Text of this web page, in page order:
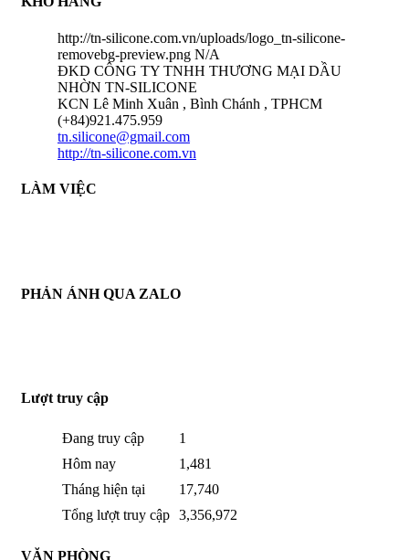
http://tn-silicone.com.vn/uploads/logo_tn-silicone-
removebg-preview.png N/A
ĐKD CÔNG TY TNHH THƯƠNG MẠI DẦU
NHỜN TN-SILICONE
KCN Lê Minh Xuân , Bình Chánh , TPHCM
(+84)921.475.959
tn.silicone@gmail.com
http://tn-silicone.com.vn
LÀM VIỆC
PHẢN ÁNH QUA ZALO
Lượt truy cập
Đang truy cập
1
Hôm nay
1,481
Tháng hiện tại
17,740
Tổng lượt truy cập 3,356,972
VĂN PHÒNG